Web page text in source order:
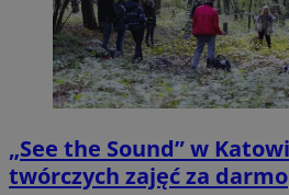
„See the Sound” w
twórczych zajęć za darmo